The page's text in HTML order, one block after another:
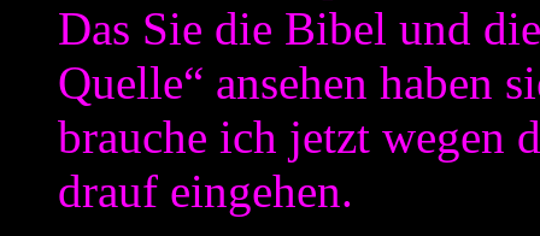
Das Sie die Bibel und
Quelle“ ansehen haben
brauche ich jetzt wegen
drauf eingehen.